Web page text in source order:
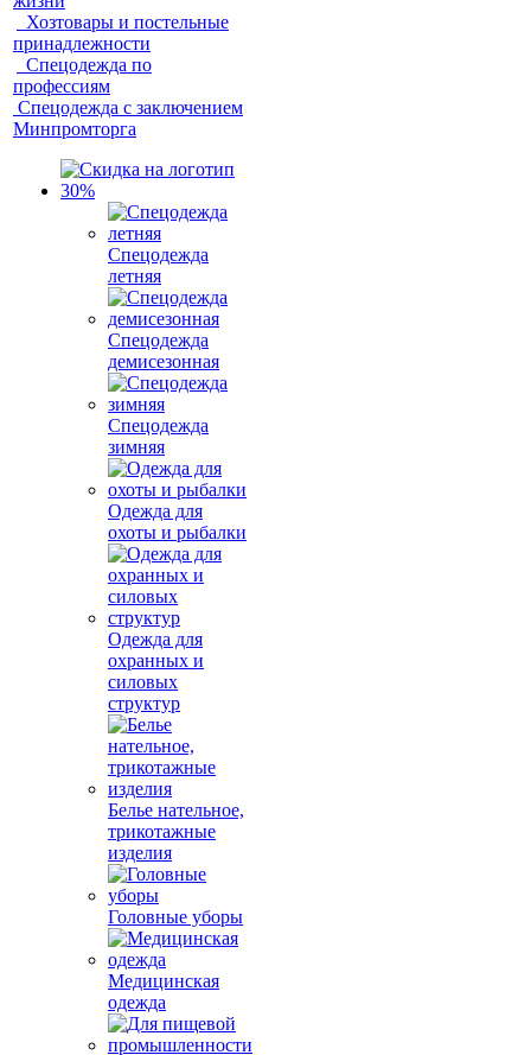
Хозтовары и постельные
принадлежности
Спецодежда по
профессиям
Спецодежда с заключением
Минпромторга
Спецодежда
летняя
Спецодежда
демисезонная
Спецодежда
зимняя
Одежда для
охоты и рыбалки
Одежда для
охранных и
силовых
структур
Белье нательное,
трикотажные
изделия
Головные уборы
Медицинская
одежда